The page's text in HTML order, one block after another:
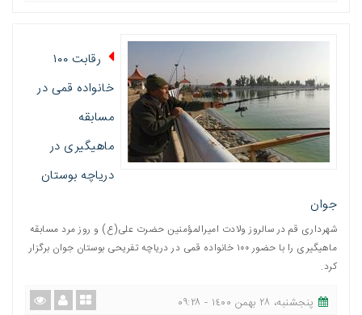
رقابت ۱۰۰
خانواده قمی در
مسابقه
ماهیگیری در
دریاچه بوستان
جوان
شهرداری قم در سالروز ولادت امیرالمؤمنین حضرت علی(ع) و روز مرد مسابقه
ماهیگیری را با حضور ١٠٠ خانواده قمی در دریاچه تفریحی بوستان جوان برگزار
کرد.
پنجشنبه، ٢٨ بهمن ١٤٠٠ - ٠٩:٢٨